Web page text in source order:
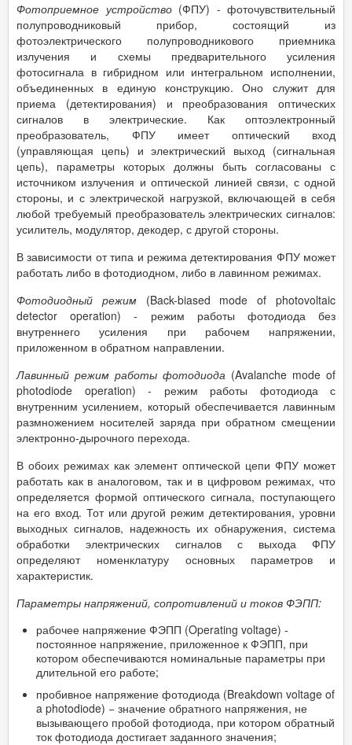
Фотоприемное устройство (ФПУ) - фоточувствительный
полупроводниковый прибор, состоящий из
фотоэлектрического полупроводникового приемника
излучения и схемы предварительного усиления
фотосигнала в гибридном или интегральном исполнении,
объединенных в единую конструкцию. Оно служит для
приема (детектирования) и преобразования оптических
сигналов в электрические. Как оптоэлектронный
преобразователь, ФПУ имеет оптический вход
(управляющая цепь) и электрический выход (сигнальная
цепь), параметры которых должны быть согласованы с
источником излучения и оптической линией связи, с одной
стороны, и с электрической нагрузкой, включающей в себя
любой требуемый преобразователь электрических сигналов:
усилитель, модулятор, декодер, с другой стороны.
В зависимости от типа и режима детектирования ФПУ может
работать либо в фотодиодном, либо в лавинном режимах.
Фотодиодный режим(Back-biased mode of photovoltaic
detector operation) - режим работы фотодиода без
внутреннего усиления при рабочем напряжении,
приложенном в обратном направлении.
Лавинный режим работы фотодиода (Avalanche mode of
photodiode operation) - режим работы фотодиода с
внутренним усилением, который обеспечивается лавинным
размножением носителей заряда при обратном смещении
электронно-дырочного перехода.
В обоих режимах как элемент оптической цепи ФПУ может
работать как в аналоговом, так и в цифровом режимах, что
определяется формой оптического сигнала, поступающего
на его вход. Тот или другой режим детектирования, уровни
выходных сигналов, надежность их обнаружения, система
обработки электрических сигналов с выхода ФПУ
определяют номенклатуру основных параметров и
характеристик.
Параметры напряжений, сопротивлений и токов ФЭПП:
рабочее напряжение ФЭПП (Operating voltage) -
постоянное напряжение, приложенное к ФЭПП, при
котором обеспечиваются номинальные параметры при
длительной его работе;
пробивное напряжение фотодиода (Breakdown voltage of
a photodiode) − значение обратного напряжения, не
вызывающего пробой фотодиода, при котором обратный
ток фотодиода достигает заданного значения;